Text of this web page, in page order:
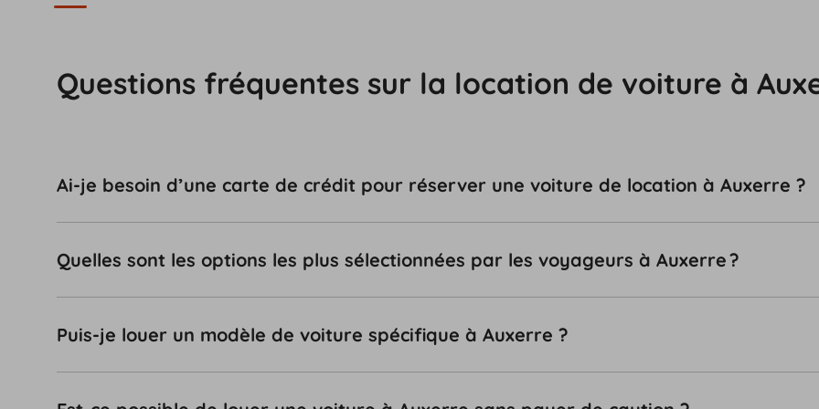
Questions fréquentes sur la location de voiture à
Ai-je besoin d’une carte de crédit pour réserver une voiture de location à Auxerre ?
Quelles sont les options les plus sélectionnées par les voyageurs à Auxerre ?
Puis-je louer un modèle de voiture spécifique à Auxerre ?